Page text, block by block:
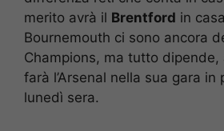
merito avrà il Brentford in
Bournemouth ci sono ancora
Champions, ma tutto dipende,
farà l’Arsenal nella sua gara in
lunedì sera.